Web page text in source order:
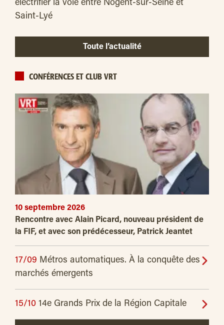
électrifier la voie entre Nogent-sur-Seine et
Saint-Lyé
Toute l’actualité
CONFÉRENCES ET CLUB VRT
10 septembre 2026
Rencontre avec Alain Picard, nouveau président de
la FIF, et avec son prédécesseur, Patrick Jeantet
17/09 Métros automatiques. À la conquête des
marchés émergents
15/10 14e Grands Prix de la Région Capitale